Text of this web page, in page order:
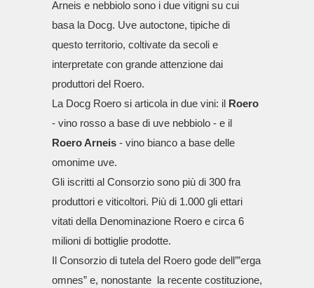
Arneis e nebbiolo sono i due vitigni su cui
basa la Docg. Uve autoctone, tipiche di
questo territorio, coltivate da secoli e
interpretate con grande attenzione dai
produttori del Roero.
La Docg Roero si articola in due vini: il Roero
- vino rosso a base di uve nebbiolo - e il
Roero Arneis - vino bianco a base delle
omonime uve.
Gli iscritti al Consorzio sono più di 300 fra
produttori e viticoltori. Più di 1.000 gli ettari
vitati della Denominazione Roero e circa 6
milioni di bottiglie prodotte.
Il Consorzio di tutela del Roero gode dell’”erga
omnes” e, nonostante la recente costituzione,